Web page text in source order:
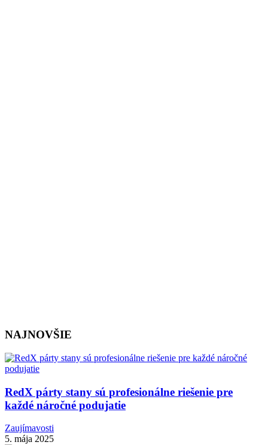
NAJNOVŠIE
RedX párty stany sú profesionálne riešenie pre
každé náročné podujatie
Zaujímavosti
5. mája 2025